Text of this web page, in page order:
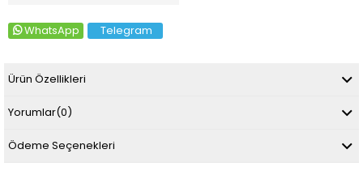
WhatsApp Telegram
Ürün Özellikleri
Yorumlar(0)
Ödeme Seçenekleri